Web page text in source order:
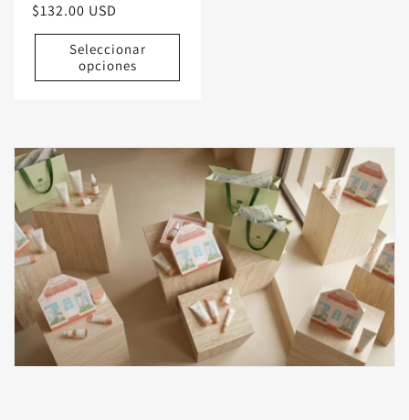
Precio
habitual
$132.00 USD
Seleccionar
opciones